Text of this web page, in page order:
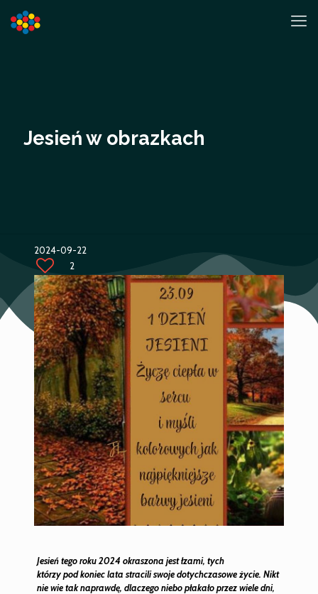
Jesień w obrazkach
2024-09-22
2
Jesień tego roku 2024 okraszona jest łzami, tych
którzy pod koniec lata stracili swoje dotychczasowe życie. Nikt
nie wie tak naprawdę, dlaczego niebo płakało przez wiele dni,